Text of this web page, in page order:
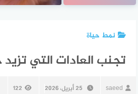
نمط حياة
تجنب العادات التي
saeed 25 أبريل، 2026 122